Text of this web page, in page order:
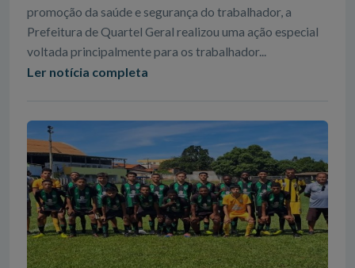
promoção da saúde e segurança do trabalhador, a
Prefeitura de Quartel Geral realizou uma ação especial
voltada principalmente para os trabalhador...
Ler notícia completa